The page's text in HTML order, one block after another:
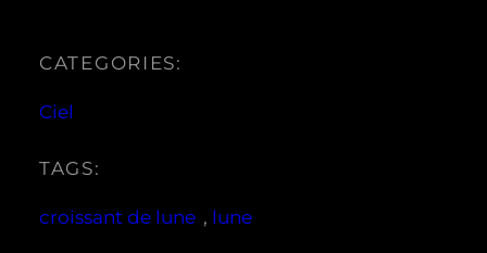
CATEGORIES:
Ciel
TAGS:
croissant de lune , lune